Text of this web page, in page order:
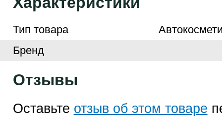
Тип товара
Бренд
Отзывы
Оставьте отзыв об этом товаре